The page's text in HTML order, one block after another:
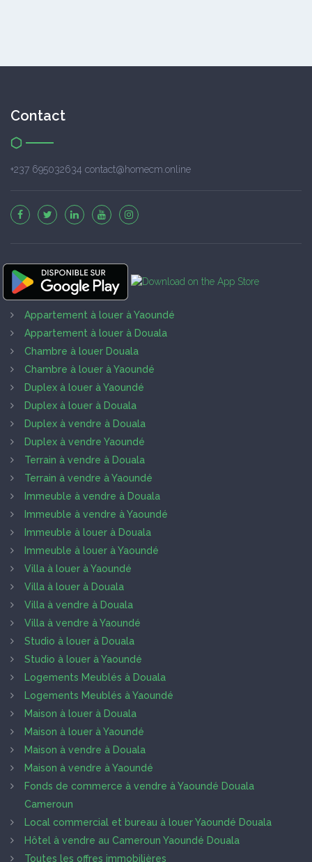
Contact
+237 695032634 contact@homecm.online
Appartement à louer à Yaoundé
Appartement à louer à Douala
Chambre à louer Douala
Chambre à louer à Yaoundé
Duplex à louer à Yaoundé
Duplex à louer à Douala
Duplex à vendre à Douala
Duplex à vendre Yaoundé
Terrain à vendre à Douala
Terrain à vendre à Yaoundé
Immeuble à vendre à Douala
Immeuble à vendre à Yaoundé
Immeuble à louer à Douala
Immeuble à louer à Yaoundé
Villa à louer à Yaoundé
Villa à louer à Douala
Villa à vendre à Douala
Villa à vendre à Yaoundé
Studio à louer à Douala
Studio à louer à Yaoundé
Logements Meublés à Douala
Logements Meublés à Yaoundé
Maison à louer à Douala
Maison à louer à Yaoundé
Maison à vendre à Douala
Maison à vendre à Yaoundé
Fonds de commerce à vendre à Yaoundé Douala
Cameroun
Local commercial et bureau à louer Yaoundé Douala
Hôtel à vendre au Cameroun Yaoundé Douala
Toutes les offres immobilières